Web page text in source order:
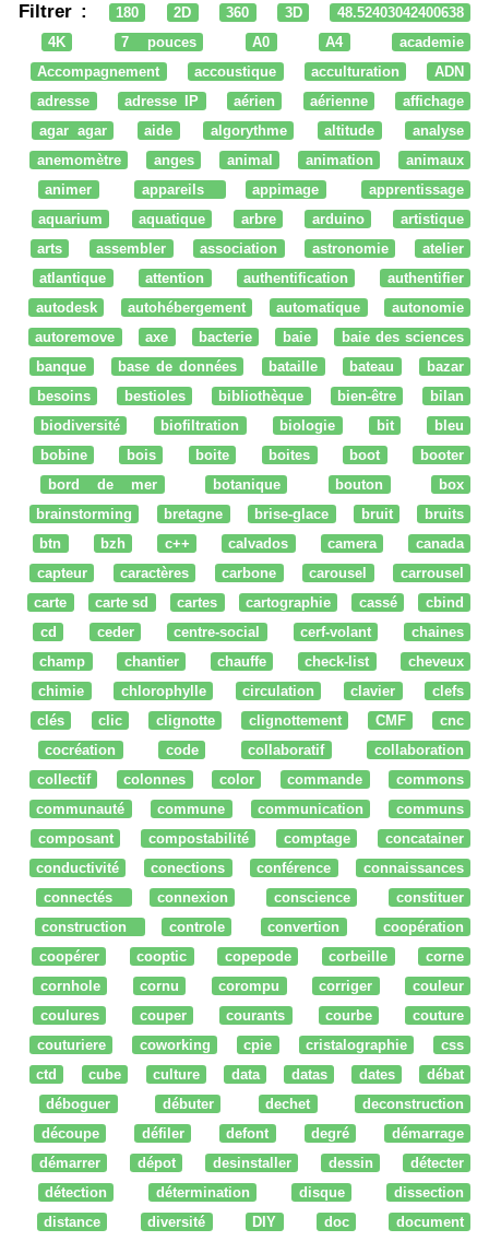
Filtrer : 180 2D 360 3D
48.52403042400638
4K
7 pouces A0 A4
academie
Accompagnement
accoustique acculturation
ADN
adresse
adresse IP aérien aérienne
affichage
agar agar
aide algorythme altitude
analyse
anemomètre
anges animal animation
animaux
animer
appareils appimage
apprentissage
aquarium
aquatique arbre arduino
artistique
arts
assembler association astronomie
atelier
atlantique
attention authentification
authentifier
autodesk
autohébergement automatique
autonomie
autoremove
axe bacterie baie
baie des sciences
banque
base de données bataille bateau
bazar
besoins
bestioles bibliothèque bien-être
bilan
biodiversité
biofiltration biologie bit
bleu
bobine
bois boite boites boot
booter
bord de mer
botanique bouton
box
brainstorming
bretagne brise-glace bruit
bruits
btn
bzh c++ calvados camera
canada
capteur
caractères carbone carousel
carrousel
carte
carte sd cartes cartographie cassé
cbind
cd
ceder centre-social cerf-volant
chaines
champ
chantier chauffe check-list
cheveux
chimie
chlorophylle circulation clavier
clefs
clés
clic clignotte clignottement CMF
cnc
cocréation
code collaboratif
collaboration
collectif
colonnes color commande
commons
communauté
commune communication
communs
composant
compostabilité comptage
concatainer
conductivité
conections conférence
connaissances
connectés
connexion conscience
constituer
construction
controle convertion
coopération
coopérer
cooptic copepode corbeille
corne
cornhole
cornu corompu corriger
couleur
coulures
couper courants courbe
couture
couturiere
coworking cpie cristalographie
css
ctd
cube culture data datas dates
débat
déboguer
débuter dechet
deconstruction
découpe
défiler defont degré
démarrage
démarrer
dépot desinstaller dessin
détecter
détection
détermination disque
dissection
distance
diversité DIY doc
document